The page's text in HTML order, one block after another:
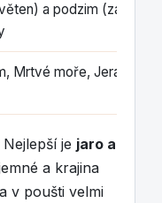
a podzim
Mrtvé moře, Jerash,
Nejlepší je jaro a
a krajina
v poušti velmi